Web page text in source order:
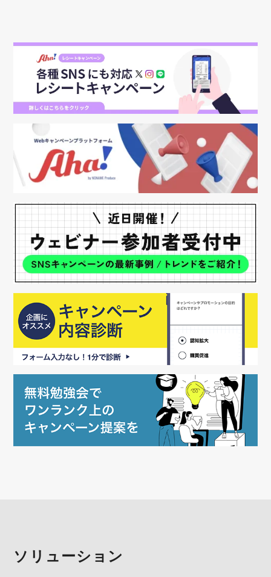
ソリューション